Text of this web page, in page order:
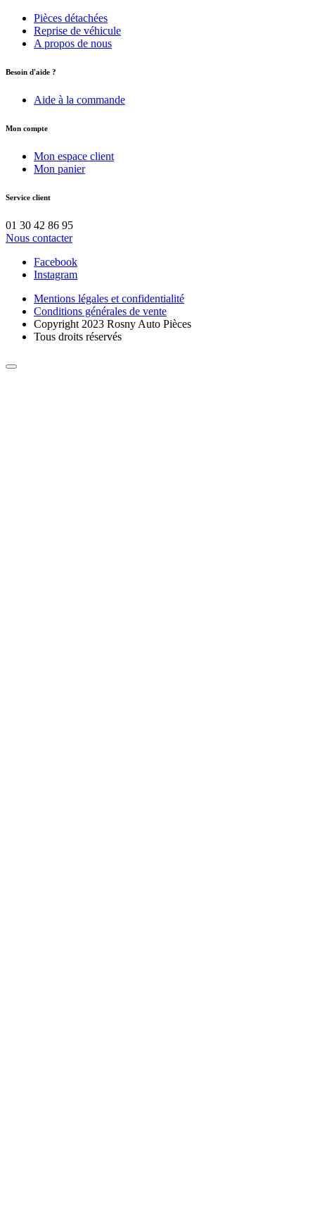
Pièces détachées
Reprise de véhicule
A propos de nous
Besoin d'aide ?
Aide à la commande
Mon compte
Mon espace client
Mon panier
Service client
01 30 42 86 95
Nous contacter
Facebook
Instagram
Mentions légales et confidentialité
Conditions générales de vente
Copyright 2023 Rosny Auto Pièces
Tous droits réservés